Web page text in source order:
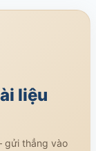
liệu
gửi thẳng vào